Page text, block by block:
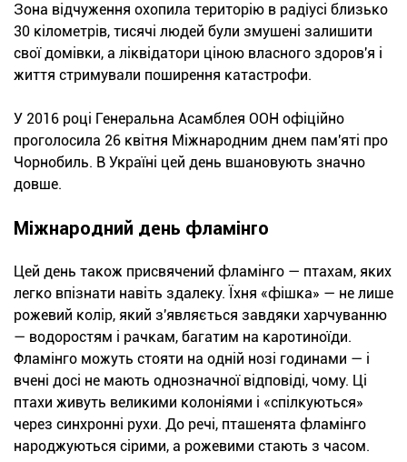
Зона відчуження охопила територію в радіусі близько
30 кілометрів, тисячі людей були змушені залишити
свої домівки, а ліквідатори ціною власного здоров'я і
життя стримували поширення катастрофи.
У 2016 році Генеральна Асамблея ООН офіційно
проголосила 26 квітня Міжнародним днем пам'яті про
Чорнобиль. В Україні цей день вшановують значно
довше.
Міжнародний день фламінго
Цей день також присвячений фламінго — птахам, яких
легко впізнати навіть здалеку. Їхня «фішка» — не лише
рожевий колір, який з'являється завдяки харчуванню
— водоростям і рачкам, багатим на каротиноїди.
Фламінго можуть стояти на одній нозі годинами — і
вчені досі не мають однозначної відповіді, чому. Ці
птахи живуть великими колоніями і «спілкуються»
через синхронні рухи. До речі, пташенята фламінго
народжуються сірими, а рожевими стають з часом.